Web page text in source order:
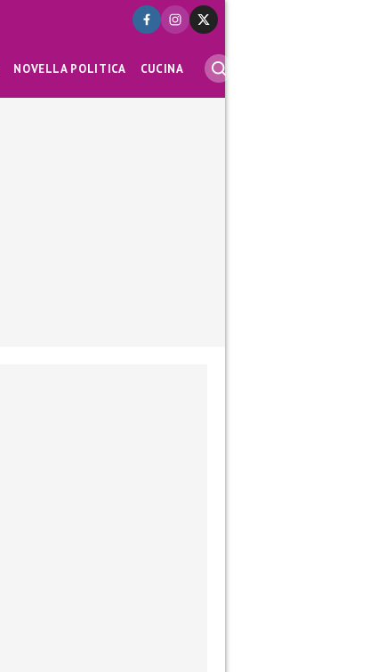
NOVELLA POLITICA CUCINA